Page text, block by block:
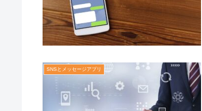
SNSとメッセージアプリ